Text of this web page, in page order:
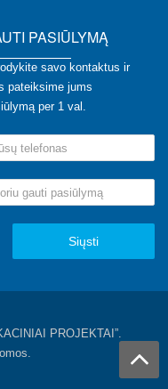
PASIŪLYMĄ
savo kontaktus ir
pateiksime jums
per 1 val.
Siųsti
PROJEKTAI”.